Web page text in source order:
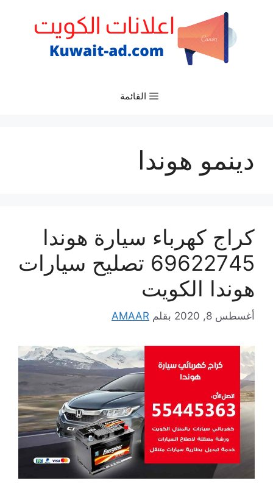
القائمة
دينمو هوندا
كراج كهرباء سيارة هوندا
69622745 تصليح سيارات
هوندا الكويت
أغسطس 8, 2020 بقلم AMAAR